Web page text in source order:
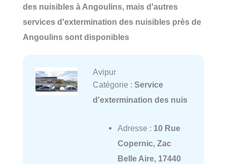
des nuisibles à Angoulins, mais d'autres
services d'extermination des nuisibles près de
Angoulins sont disponibles
Avipur
Catégorie : Service
d'extermination des nuis
Adresse : 10 Rue
Copernic, Zac
Belle Aire, 17440